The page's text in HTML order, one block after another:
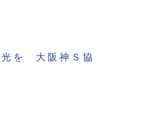
を 大阪神Ｓ協